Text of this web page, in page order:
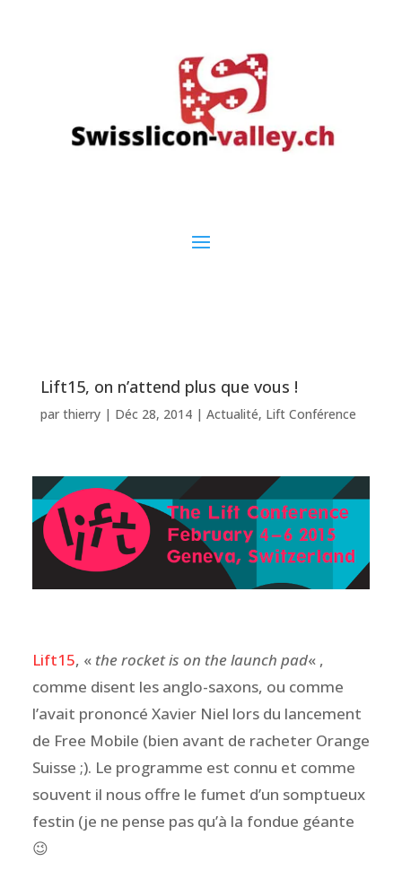
Lift15, on n’attend plus que vous !
par thierry| Déc 28, 2014| Actualité, Lift Conférence
Lift15, « the rocket is on the launch pad« ,
comme disent les anglo-saxons, ou comme
l’avait prononcé Xavier Niel lors du lancement
de Free Mobile (bien avant de racheter Orange
Suisse ;). Le programme est connu et comme
souvent il nous offre le fumet d’un somptueux
festin (je ne pense pas qu’à la fondue géante
😉